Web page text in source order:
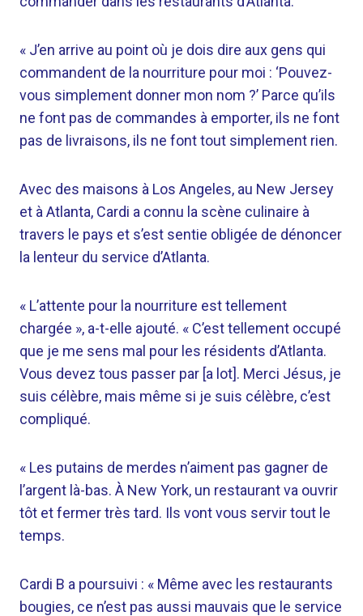
« J’en arrive au point où je dois dire aux gens qui
commandent de la nourriture pour moi : ‘Pouvez-
vous simplement donner mon nom ?’ Parce qu’ils
ne font pas de commandes à emporter, ils ne font
pas de livraisons, ils ne font tout simplement rien.
Avec des maisons à Los Angeles, au New Jersey
et à Atlanta, Cardi a connu la scène culinaire à
travers le pays et s’est sentie obligée de dénoncer
la lenteur du service d’Atlanta.
« L’attente pour la nourriture est tellement
chargée », a-t-elle ajouté. « C’est tellement occupé
que je me sens mal pour les résidents d’Atlanta.
Vous devez tous passer par [a lot]. Merci Jésus, je
suis célèbre, mais même si je suis célèbre, c’est
compliqué.
« Les putains de merdes n’aiment pas gagner de
l’argent là-bas. À New York, un restaurant va ouvrir
tôt et fermer très tard. Ils vont vous servir tout le
temps.
Cardi B a poursuivi : « Même avec les restaurants
bougies, ce n’est pas aussi mauvais que le service